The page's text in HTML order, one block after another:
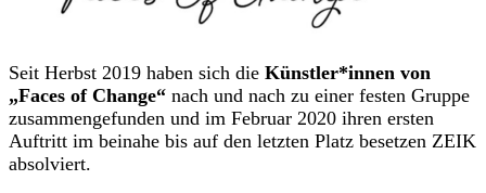
Seit Herbst 2019 haben sich die Künstler*innen von
„Faces of Change“ nach und nach zu einer festen Gruppe
zusammengefunden und im Februar 2020 ihren ersten
Auftritt im beinahe bis auf den letzten Platz besetzen ZEIK
absolviert.